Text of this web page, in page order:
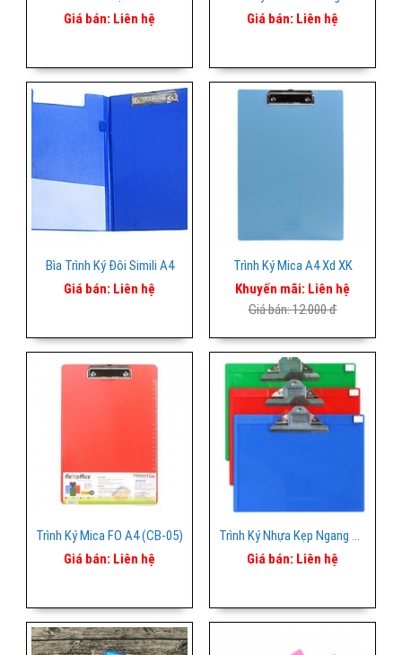
Giá bán: Liên hệ
Giá bán: Liên hệ
Bìa Trình Ký Đôi Simili A4
Giá bán: Liên hệ
Trình Ký Mica A4 Xd XK
Khuyến mãi: Liên hệ
Giá bán:12.000 đ
Trình Ký Mica FO A4 (CB-05)
Giá bán: Liên hệ
Trình Ký Nhựa Kẹp Ngang KingStar
Giá bán: Liên hệ